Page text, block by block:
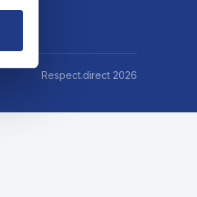
Respect.direct 2026